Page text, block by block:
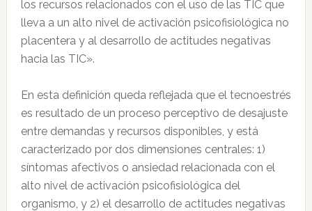
los recursos relacionados con el uso de las TIC que
lleva a un alto nivel de activación psicofisiológica no
placentera y al desarrollo de actitudes negativas
hacia las TIC».
En esta definición queda reflejada que el tecnoestrés
es resultado de un proceso perceptivo de desajuste
entre demandas y recursos disponibles, y está
caracterizado por dos dimensiones centrales: 1)
síntomas afectivos o ansiedad relacionada con el
alto nivel de activación psicofisiológica del
organismo, y 2) el desarrollo de actitudes negativas